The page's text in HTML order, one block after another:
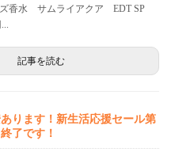
香水 サムライアクア EDT SP
記事を読む
ります！新生活応援セール第
了です！